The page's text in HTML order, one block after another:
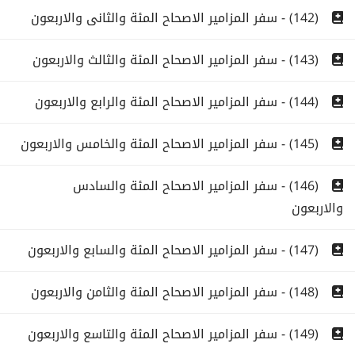
(142) - سفر المزامير الاصحاح المئة والثانى والاربعون
(143) - سفر المزامير الاصحاح المئة والثالث والاربعون
(144) - سفر المزامير الاصحاح المئة والرابع والاربعون
(145) - سفر المزامير الاصحاح المئة والخامس والاربعون
(146) - سفر المزامير الاصحاح المئة والسادس
والاربعون
(147) - سفر المزامير الاصحاح المئة والسابع والاربعون
(148) - سفر المزامير الاصحاح المئة والثامن والاربعون
(149) - سفر المزامير الاصحاح المئة والتاسع والاربعون